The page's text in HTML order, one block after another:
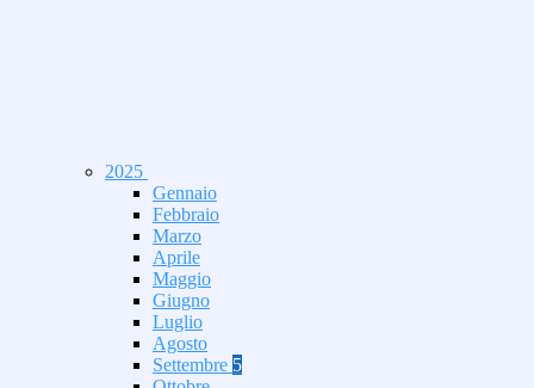
2025
Gennaio
Febbraio
Marzo
Aprile
Maggio
Giugno
Luglio
Agosto
Settembre 5